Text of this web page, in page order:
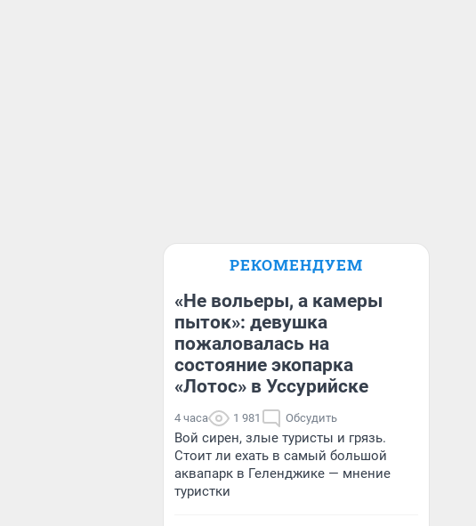
РЕКОМЕНДУЕМ
«Не вольеры, а камеры
пыток»: девушка
пожаловалась на
состояние экопарка
«Лотос» в Уссурийске
4 часа 1 981 Обсудить
Вой сирен, злые туристы и грязь.
Стоит ли ехать в самый большой
аквапарк в Геленджике — мнение
туристки